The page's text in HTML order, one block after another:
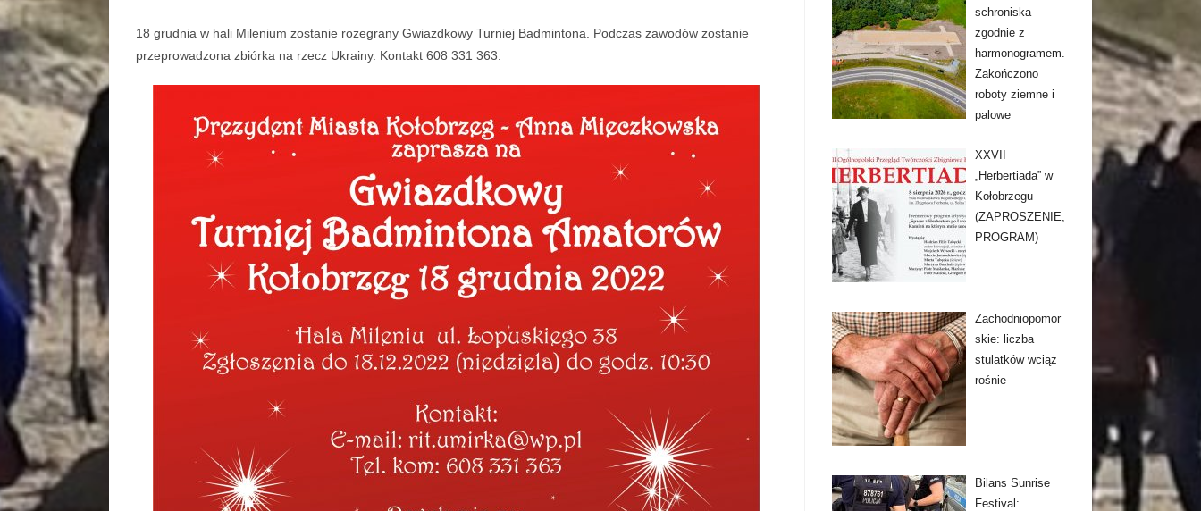
18 grudnia w hali Milenium zostanie rozegrany Gwiazdkowy Turniej Badmintona. Podczas zawodów zostanie
przeprowadzona zbiórka na rzecz Ukrainy. Kontakt 608 331 363.
schroniska
zgodnie z
harmonogramem.
Zakończono
roboty ziemne i
palowe
XXVII
„Herbertiada” w
Kołobrzegu
(ZAPROSZENIE,
PROGRAM)
Zachodniopomor
skie: liczba
stulatków wciąż
rośnie
Bilans Sunrise
Festival: